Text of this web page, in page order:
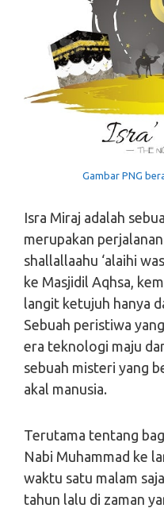
Gambar PNG
Isra Miraj adalah
merupakan
shallallaahu ‘alaihi
ke Masjidil Aqhsa,
langit ketujuh hanya
Sebuah peristiwa
era teknologi maju
sebuah misteri yang
akal manusia.
Terutama tentang
Nabi Muhammad ke
waktu satu malam
tahun lalu di zaman